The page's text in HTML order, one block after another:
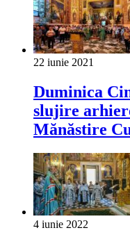
22 iunie 2021
Duminica
slujire
Mănăstire
4 iunie 2022